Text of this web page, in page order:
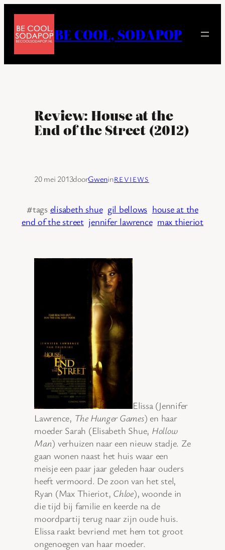
naar
inhoud
BE COOL, SODAPOP
Review: House at the
End of the Street (2012)
20 mei 2013doorGweninREVIEWS
#tags elisabeth shue gil bellows house at the
end of the street jennifer lawrence max thieriot
Elissa (Jennifer
Lawrence, The Hunger Games) en haar
moeder Sarah (Elisabeth Shue, Hollow
Man) verhuizen naar een nieuw stadje. Ze
gaan wonen naast het huis waar een
meisje een paar jaar geleden haar ouders
heeft vermoord. De zoon van het stel,
Ryan (Max Thieriot, Chloe), woonde in
die tijd bij familie en keerde na de
moordpartij terug naar zijn oude huis.
Elissa raakt bevriend met hem tot groot
ongenoegen van haar moeder.